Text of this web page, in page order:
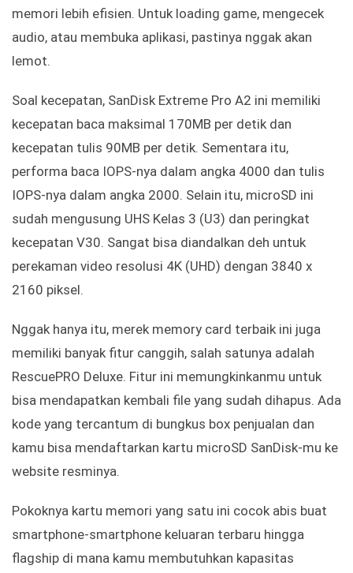
memori lebih efisien. Untuk loading game, mengecek
audio, atau membuka aplikasi, pastinya nggak akan
lemot.
Soal kecepatan, SanDisk Extreme Pro A2 ini memiliki
kecepatan baca maksimal 170MB per detik dan
kecepatan tulis 90MB per detik. Sementara itu,
performa baca IOPS-nya dalam angka 4000 dan tulis
IOPS-nya dalam angka 2000. Selain itu, microSD ini
sudah mengusung UHS Kelas 3 (U3) dan peringkat
kecepatan V30. Sangat bisa diandalkan deh untuk
perekaman video resolusi 4K (UHD) dengan 3840 x
2160 piksel.
Nggak hanya itu, merek memory card terbaik ini juga
memiliki banyak fitur canggih, salah satunya adalah
RescuePRO Deluxe. Fitur ini memungkinkanmu untuk
bisa mendapatkan kembali file yang sudah dihapus. Ada
kode yang tercantum di bungkus box penjualan dan
kamu bisa mendaftarkan kartu microSD SanDisk-mu ke
website resminya.
Pokoknya kartu memori yang satu ini cocok abis buat
smartphone-smartphone keluaran terbaru hingga
flagship di mana kamu membutuhkan kapasitas